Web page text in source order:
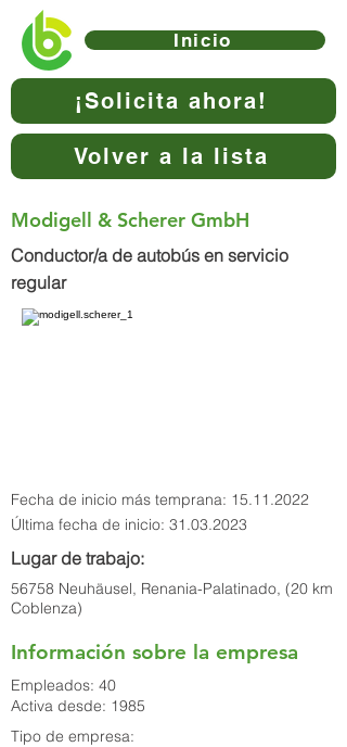
Inicio
¡Solicita ahora!
Volver a la lista
Modigell & Scherer GmbH
Conductor/a de autobús en servicio
regular
Fecha de inicio más temprana: 15.11.2022
Última fecha de inicio: 31.03.2023
Lugar de trabajo:
56758 Neuhäusel, Renania-Palatinado, (20 km
Coblenza)
Información sobre la empresa
Empleados: 40
Activa desde: 1985
Tipo de empresa: